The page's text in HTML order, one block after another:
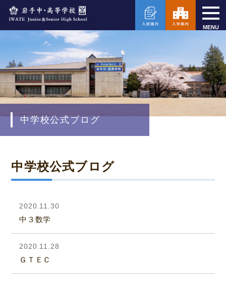
MENU
中学校公式ブログ
中学校公式ブログ
2020.11.30
中３数学
2020.11.28
ＧＴＥＣ